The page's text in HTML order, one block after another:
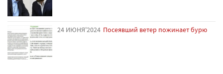
24 ИЮНЯ'2024 Посеявший ветер пожинает бурю